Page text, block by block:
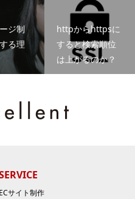
ジ制
る理
httpからhttpsに
すると検索順位
は上がるのか？
ECサイト制作